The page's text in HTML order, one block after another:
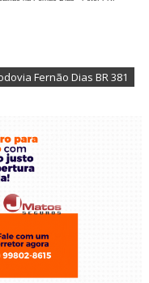
Fernão Dias BR 381